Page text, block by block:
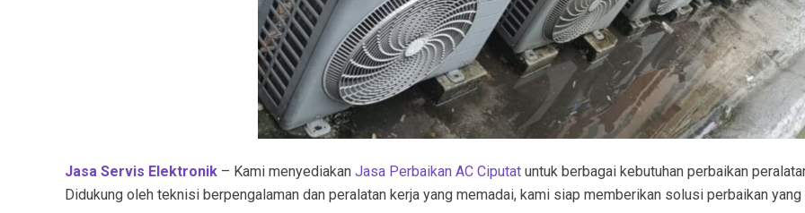
Jasa Servis Elektronik – Kami menyediakan Jasa Perbaikan AC Ciputat untuk berbagai kebutuhan perbaikan
Didukung oleh teknisi berpengalaman dan peralatan kerja yang memadai, kami siap memberikan solusi perbaikan yang